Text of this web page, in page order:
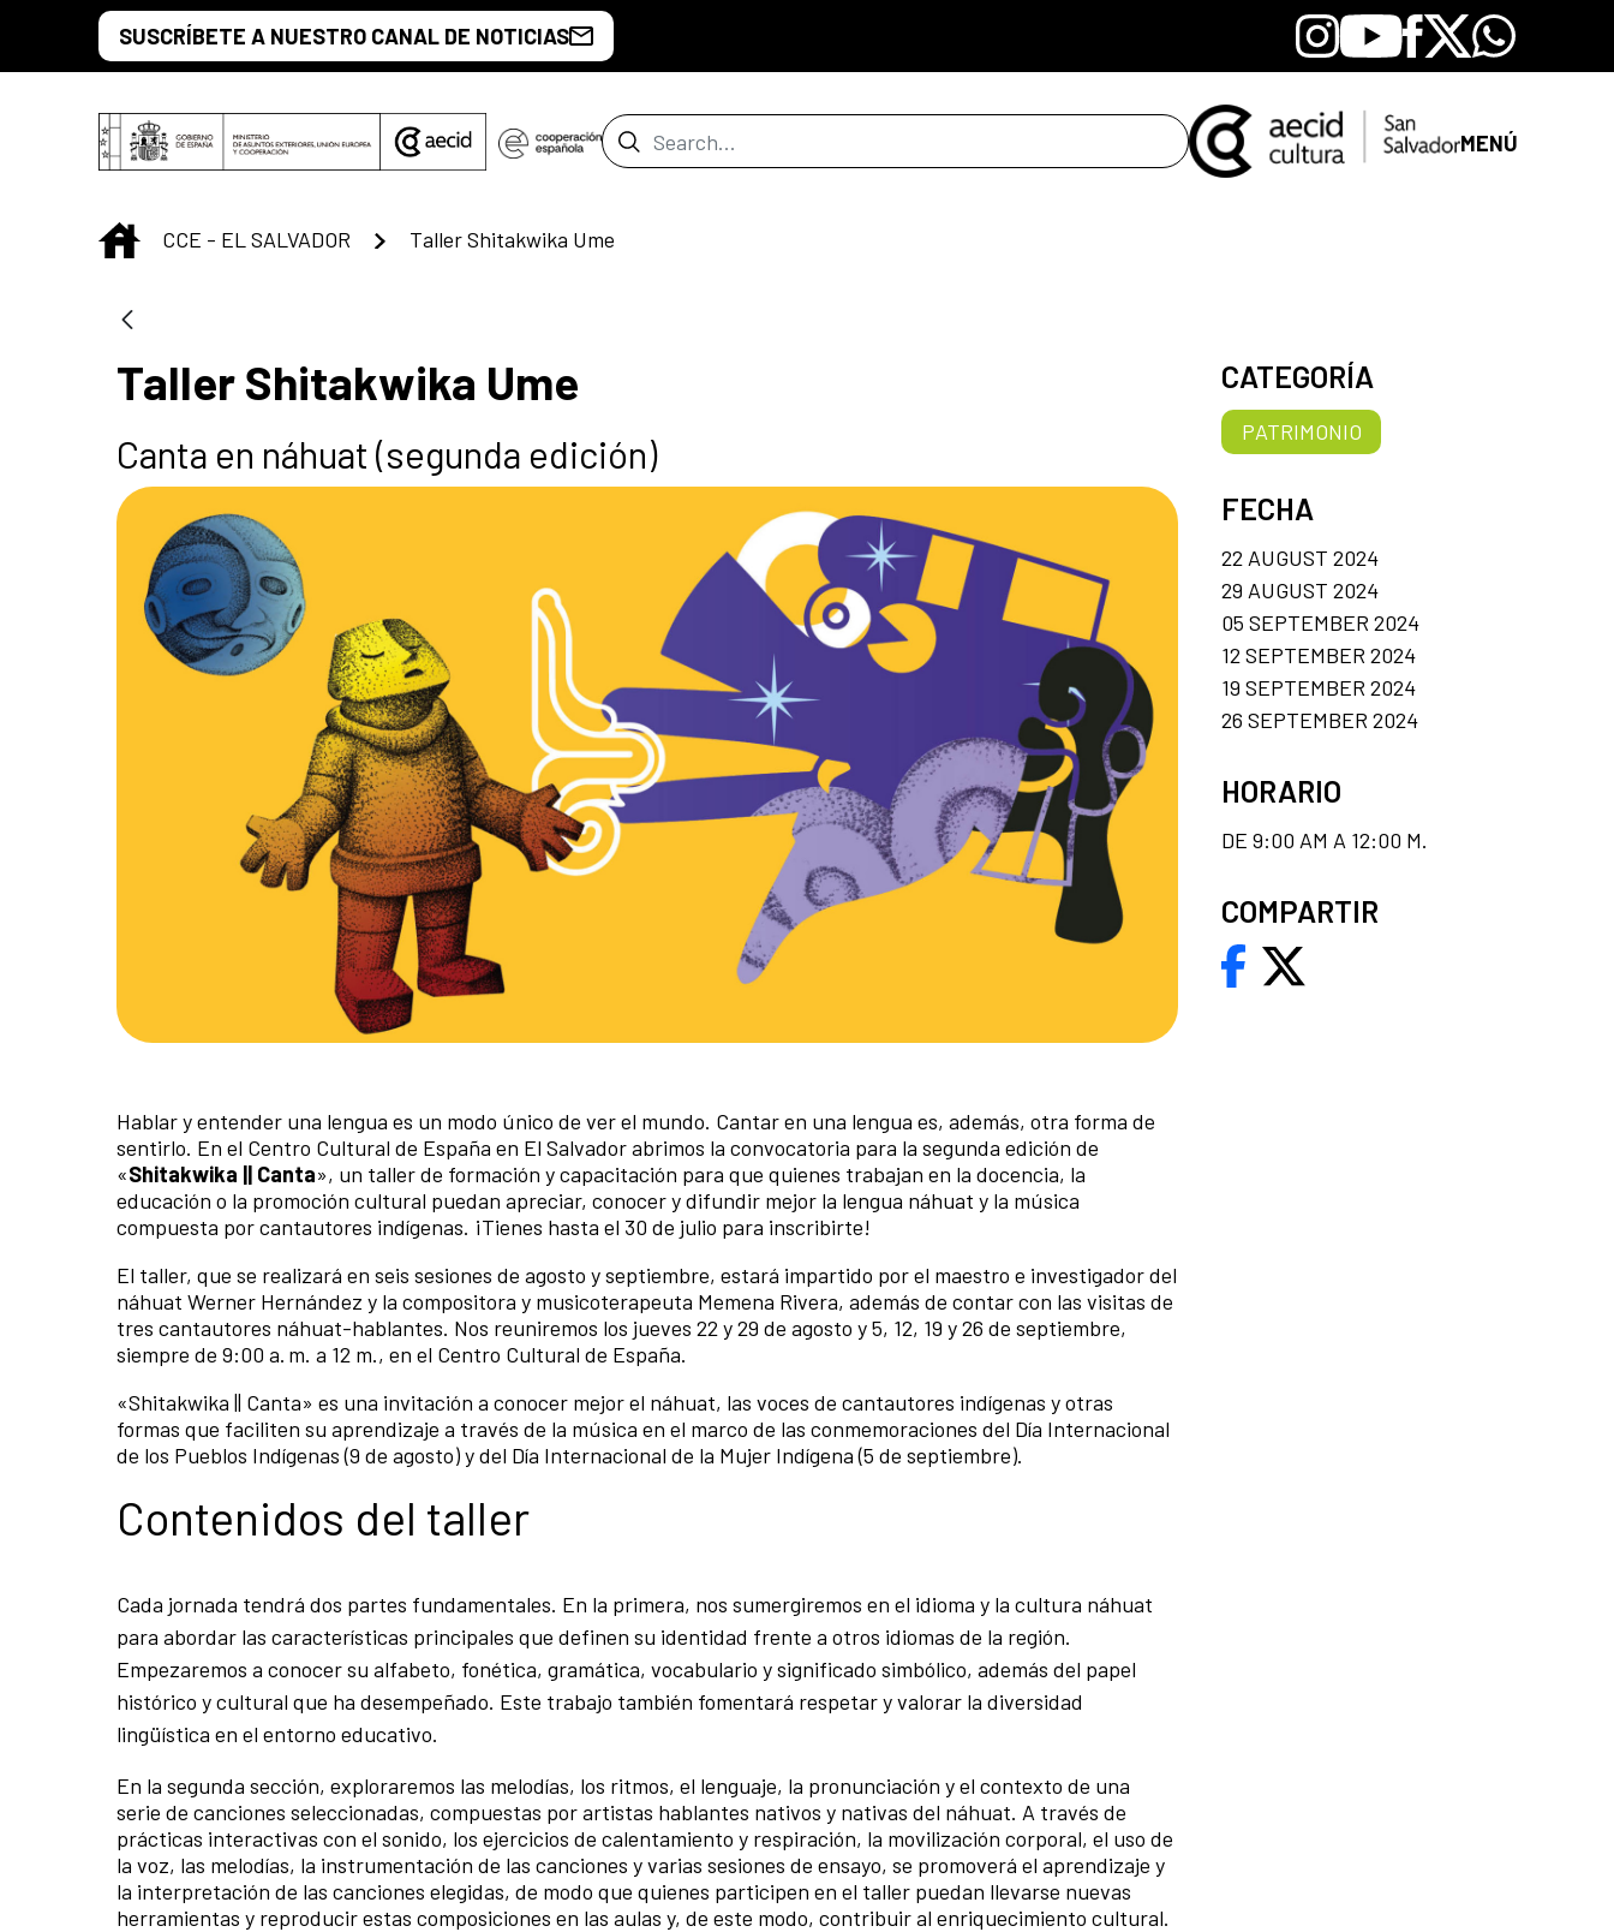
Skip to Main ContentSUSCRÍBETE A NUESTRO CANAL DE NOTICIAS Instagram
YoutubeFacebook
X Whatsapp
Search Bar MENÚ
INICIO
CCE - EL SALVADOR Taller Shitakwika Ume
Taller Shitakwika Ume
Canta en náhuat (segunda edición)
Hablar y entender una lengua es un modo único de ver el mundo. Cantar en una lengua es, además, otra forma de
sentirlo. En el Centro Cultural de España en El Salvador abrimos la convocatoria para la segunda edición de
«Shitakwika || Canta», un taller de formación y capacitación para que quienes trabajan en la docencia, la
educación o la promoción cultural puedan apreciar, conocer y difundir mejor la lengua náhuat y la música
compuesta por cantautores indígenas. ¡Tienes hasta el 30 de julio para inscribirte!
El taller, que se realizará en seis sesiones de agosto y septiembre, estará impartido por el maestro e investigador del
náhuat Werner Hernández y la compositora y musicoterapeuta Memena Rivera, además de contar con las visitas de
tres cantautores náhuat-hablantes. Nos reuniremos los jueves 22 y 29 de agosto y 5, 12, 19 y 26 de septiembre,
siempre de 9:00 a. m. a 12 m., en el Centro Cultural de España.
«Shitakwika || Canta» es una invitación a conocer mejor el náhuat, las voces de cantautores indígenas y otras
formas que faciliten su aprendizaje a través de la música en el marco de las conmemoraciones del Día Internacional
de los Pueblos Indígenas (9 de agosto) y del Día Internacional de la Mujer Indígena (5 de septiembre).
Contenidos del taller
Cada jornada tendrá dos partes fundamentales. En la primera, nos sumergiremos en el idioma y la cultura náhuat
para abordar las características principales que definen su identidad frente a otros idiomas de la región.
Empezaremos a conocer su alfabeto, fonética, gramática, vocabulario y significado simbólico, además del papel
histórico y cultural que ha desempeñado. Este trabajo también fomentará respetar y valorar la diversidad
lingüística en el entorno educativo.
En la segunda sección, exploraremos las melodías, los ritmos, el lenguaje, la pronunciación y el contexto de una
serie de canciones seleccionadas, compuestas por artistas hablantes nativos y nativas del náhuat. A través de
prácticas interactivas con el sonido, los ejercicios de calentamiento y respiración, la movilización corporal, el uso de
la voz, las melodías, la instrumentación de las canciones y varias sesiones de ensayo, se promoverá el aprendizaje y
la interpretación de las canciones elegidas, de modo que quienes participen en el taller puedan llevarse nuevas
herramientas y reproducir estas composiciones en las aulas y, de este modo, contribuir al enriquecimiento cultural.
CATEGORÍA
PATRIMONIO
FECHA
22 AUGUST 2024
29 AUGUST 2024
05 SEPTEMBER 2024
12 SEPTEMBER 2024
19 SEPTEMBER 2024
26 SEPTEMBER 2024
HORARIO
DE 9:00 AM A 12:00 M.
COMPARTIR